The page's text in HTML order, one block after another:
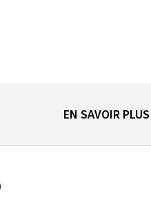
EN SAVOIR PLUS